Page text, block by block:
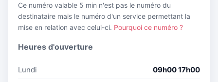
Ce numéro valable 5 min n'est pas le numéro du
destinataire mais le numéro d'un service permettant la
mise en relation avec celui-ci. Pourquoi ce numéro ?
Heures d'ouverture
Lundi
09h00 17h00